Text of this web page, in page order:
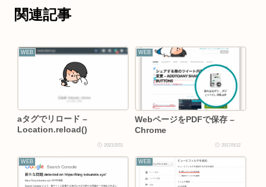
関連記事
WEB
aタグでリロード –
Location.reload()
2021/3/31
WEB
WebページをPDFで保存 –
Chrome
2017/5/12
WEB WEB